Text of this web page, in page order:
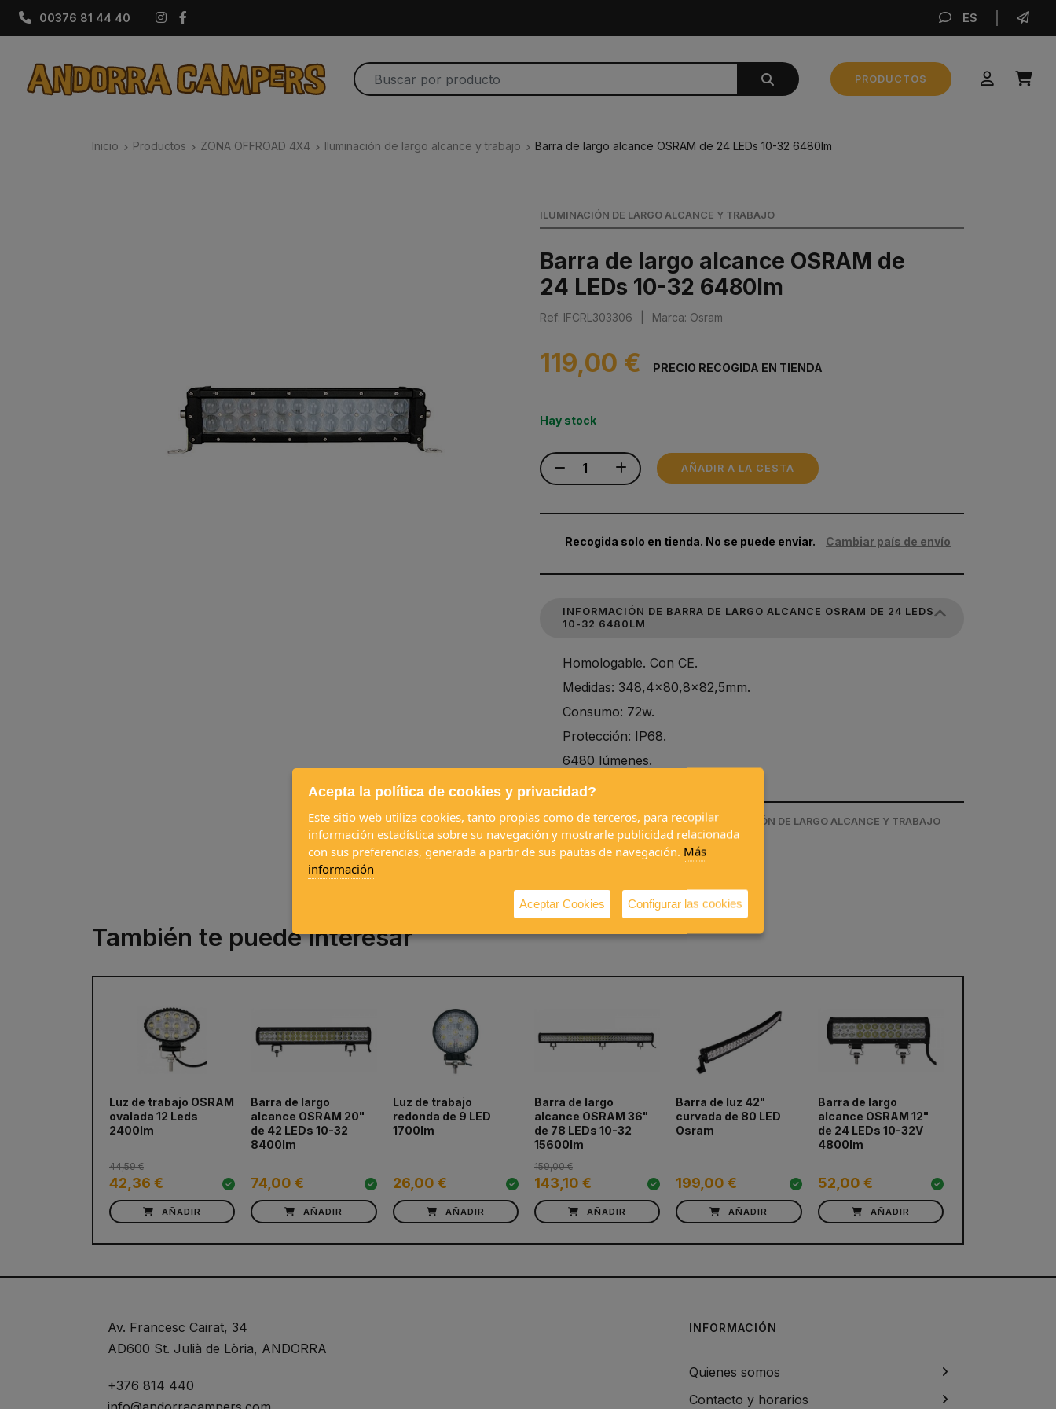
00376 81 44 40 Instagram ES
PRODUCTOS
Inicio Productos ZONA OFFROAD 4X4 Iluminación de largo alcance y trabajo Barra de largo alcance OSRAM de 24 LEDs 10-32 6480lm
ILUMINACIÓN DE LARGO ALCANCE Y TRABAJO
Barra de largo alcance OSRAM de
24 LEDs 10-32 6480lm
Ref: IFCRL303306 Marca: Osram
119,00 € PRECIO RECOGIDA EN TIENDA
Hay stock
AÑADIR A LA CESTA
Recogida solo en tienda. No se puede enviar. Cambiar país de envío
INFORMACIÓN DE BARRA DE LARGO ALCANCE OSRAM DE 24 LEDS
10-32 6480LM
Homologable. Con CE.
Medidas: 348,4x80,8x82,5mm.
Consumo: 72w.
Protección: IP68.
6480 lúmenes.
Categoría: ZONA OFFROAD 4X4 / ILUMINACIÓN DE LARGO ALCANCE Y TRABAJO
También te puede interesar
Luz de trabajo OSRAM
ovalada 12 Leds
2400lm
42,36 €
44,59 €
AÑADIR
Barra de largo
alcance OSRAM 20"
de 42 LEDs 10-32
8400lm
74,00 €
AÑADIR
Luz de trabajo
redonda de 9 LED
1700lm
26,00 €
AÑADIR
Barra de largo
alcance OSRAM 36"
de 78 LEDs 10-32
15600lm
143,10 €
159,00 €
AÑADIR
Barra de luz 42"
curvada de 80 LED
Osram
199,00 €
AÑADIR
Barra de largo
alcance OSRAM 12"
de 24 LEDs 10-32V
4800lm
52,00 €
AÑADIR
Av. Francesc Cairat, 34
AD600 St. Julià de Lòria, ANDORRA
+376 814 440
INFORMACIÓN
Quienes somos
Contacto y horarios
Acepta la política de cookies y privacidad?
Este sitio web utiliza cookies, tanto propias como de terceros, para recopilar
información estadística sobre su navegación y mostrarle publicidad relacionada
con sus preferencias, generada a partir de sus pautas de navegación. Más
información
Aceptar Cookies Configurar las cookies